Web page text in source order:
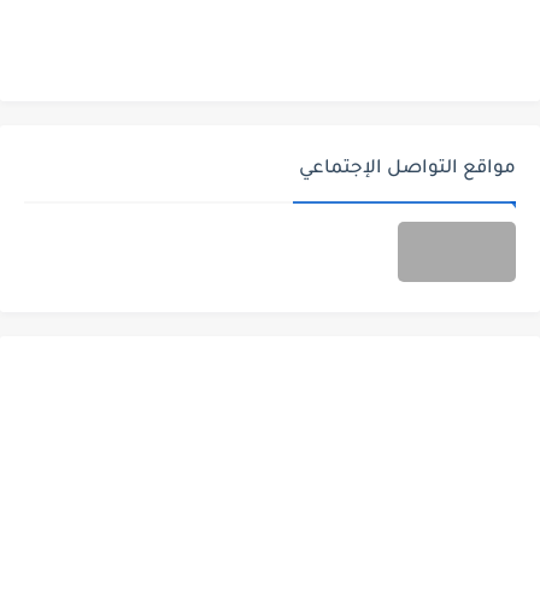
مواقع التواصل الإجتماعي